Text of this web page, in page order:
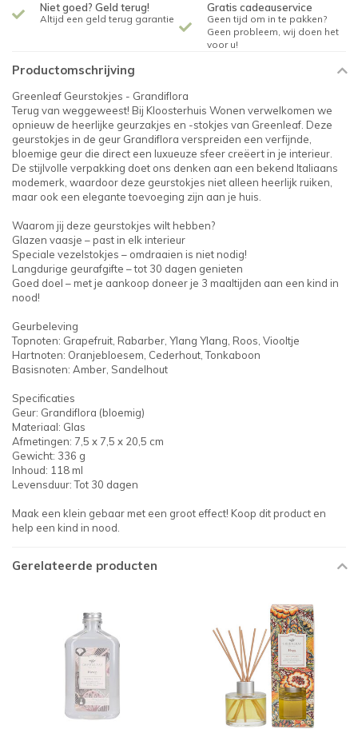
Niet goed? Geld terug!
Altijd een geld terug garantie
Gratis cadeauservice
Geen tijd om in te pakken?
Geen probleem, wij doen het
voor u!
Productomschrijving
Greenleaf Geurstokjes - Grandiflora
Terug van weggeweest! Bij Kloosterhuis Wonen verwelkomen we
opnieuw de heerlijke geurzakjes en -stokjes van Greenleaf. Deze
geurstokjes in de geur Grandiflora verspreiden een verfijnde,
bloemige geur die direct een luxueuze sfeer creëert in je interieur.
De stijlvolle verpakking doet ons denken aan een bekend Italiaans
modemerk, waardoor deze geurstokjes niet alleen heerlijk ruiken,
maar ook een elegante toevoeging zijn aan je huis.
Waarom jij deze geurstokjes wilt hebben?
Glazen vaasje – past in elk interieur
Speciale vezelstokjes – omdraaien is niet nodig!
Langdurige geurafgifte – tot 30 dagen genieten
Goed doel – met je aankoop doneer je 3 maaltijden aan een kind in
nood!
Geurbeleving
Topnoten: Grapefruit, Rabarber, Ylang Ylang, Roos, Viooltje
Hartnoten: Oranjebloesem, Cederhout, Tonkaboon
Basisnoten: Amber, Sandelhout
Specificaties
Geur: Grandiflora (bloemig)
Materiaal: Glas
Afmetingen: 7,5 x 7,5 x 20,5 cm
Gewicht: 336 g
Inhoud: 118 ml
Levensduur: Tot 30 dagen
Maak een klein gebaar met een groot effect! Koop dit product en
help een kind in nood.
Gerelateerde producten